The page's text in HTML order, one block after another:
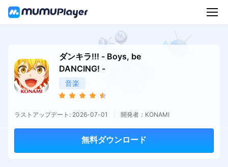
ダンキラ!!! - Boys, be
DANCING! -
音楽
ラストアップデート: 2026-07-01 開発者：KONAMI
無料ダウンロード